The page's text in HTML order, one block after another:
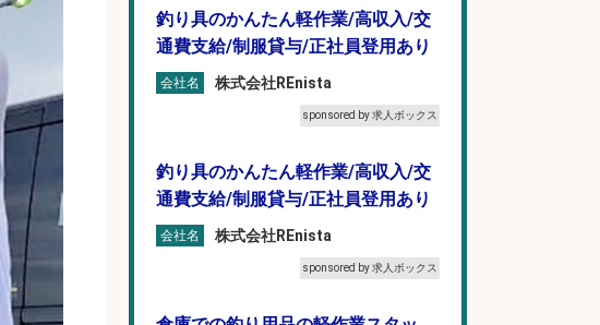
釣り具のかんたん軽作業/高収入/交
通費支給/制服貸与/正社員登用あり
会社名 株式会社REnista
sponsored by 求人ボックス
釣り具のかんたん軽作業/高収入/交
通費支給/制服貸与/正社員登用あり
会社名 株式会社REnista
sponsored by 求人ボックス